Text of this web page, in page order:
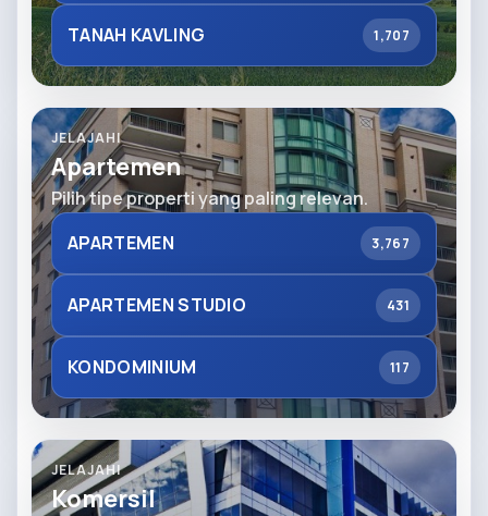
TANAH KAVLING 1,707
JELAJAHI
Apartemen
Pilih tipe properti yang paling relevan.
APARTEMEN
3,767
APARTEMEN STUDIO 431
KONDOMINIUM 117
JELAJAHI
Komersil